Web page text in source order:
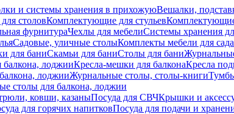
и системы хранения в прихожуюВешалки,
столовКомплектующие для стульев
фурнитураЧехлы для мебелиСистемы хранения
Садовые, уличные столыКомплекты мебели для сада
для баниСкамьи для баниСтолы для бани
лоджииКресла-мешки для балконаКресла
лоджииЖурнальные столы, столы-книги
столы для балкона, лоджии
ковши, казаныПосуда для СВЧКрышки и
для горячих напитковПосуда для подачи и